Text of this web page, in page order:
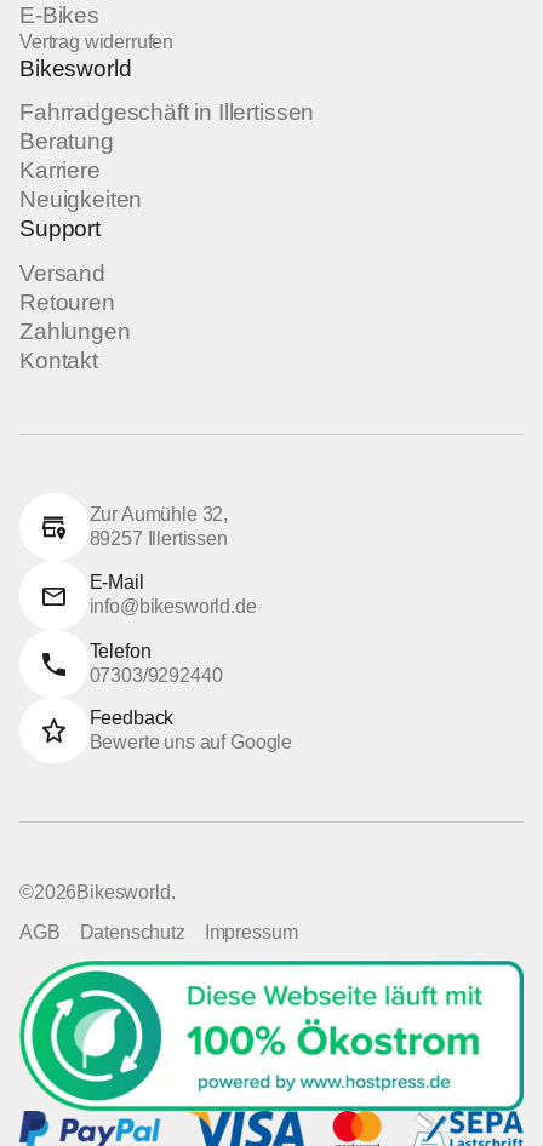
E-Bikes
Vertrag widerrufen
Bikesworld
Fahrradgeschäft in Illertissen
Beratung
Karriere
Neuigkeiten
Support
Versand
Retouren
Zahlungen
Kontakt
Zur Aumühle 32,
89257 Illertissen
E-Mail
info@bikesworld.de
Telefon
07303/9292440
Feedback
Bewerte uns auf Google
©2026 Bikesworld.
AGB
Datenschutz Impressum